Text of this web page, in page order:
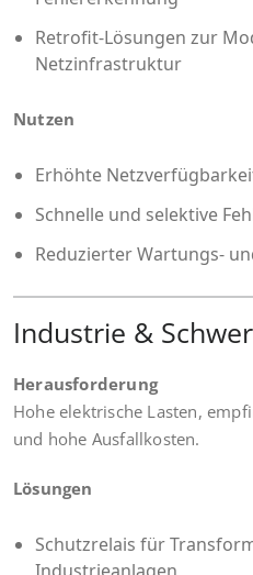
Retrofit-Lösungen zur
Netzinfrastruktur
Nutzen
Erhöhte
Schnelle und selektive
Reduzierter Wartungs-
Industrie &
Herausforderung
Hohe elektrische Lasten,
und hohe Ausfallkosten.
Lösungen
Schutzrelais für